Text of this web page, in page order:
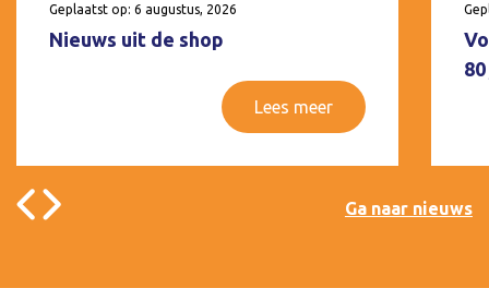
Geplaatst op: 6 augustus, 2026
Nieuws uit de shop
Lees meer
Ga naar nieuws